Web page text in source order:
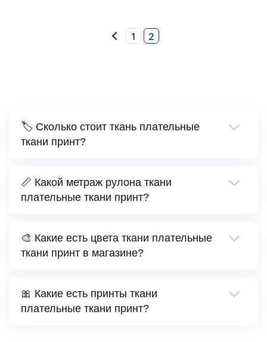
1 2
🏷️ Сколько стоит ткань плательные
ткани принт?
📏 Какой метраж рулона ткани
плательные ткани принт?
🎨 Какие есть цвета ткани плательные
ткани принт в магазине?
🎀 Какие есть принты ткани
плательные ткани принт?